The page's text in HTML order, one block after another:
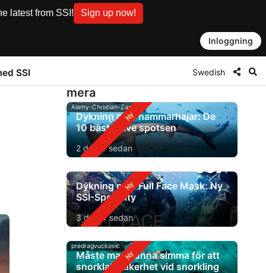
latest from SSI! Sign up now!
Inloggning
SSI Swedish
mera
Alamy-Christian-Zappel
Dykning med hammarhajar: De
10 bästa dive spotsen
2 dagar sedan
Dykning med Full Face Mask: Ny
SSI-Specialty
3 dagar sedan
predragvuckovic
Måste man kunna simma för att
snorkla? Säkerhet vid snorkling